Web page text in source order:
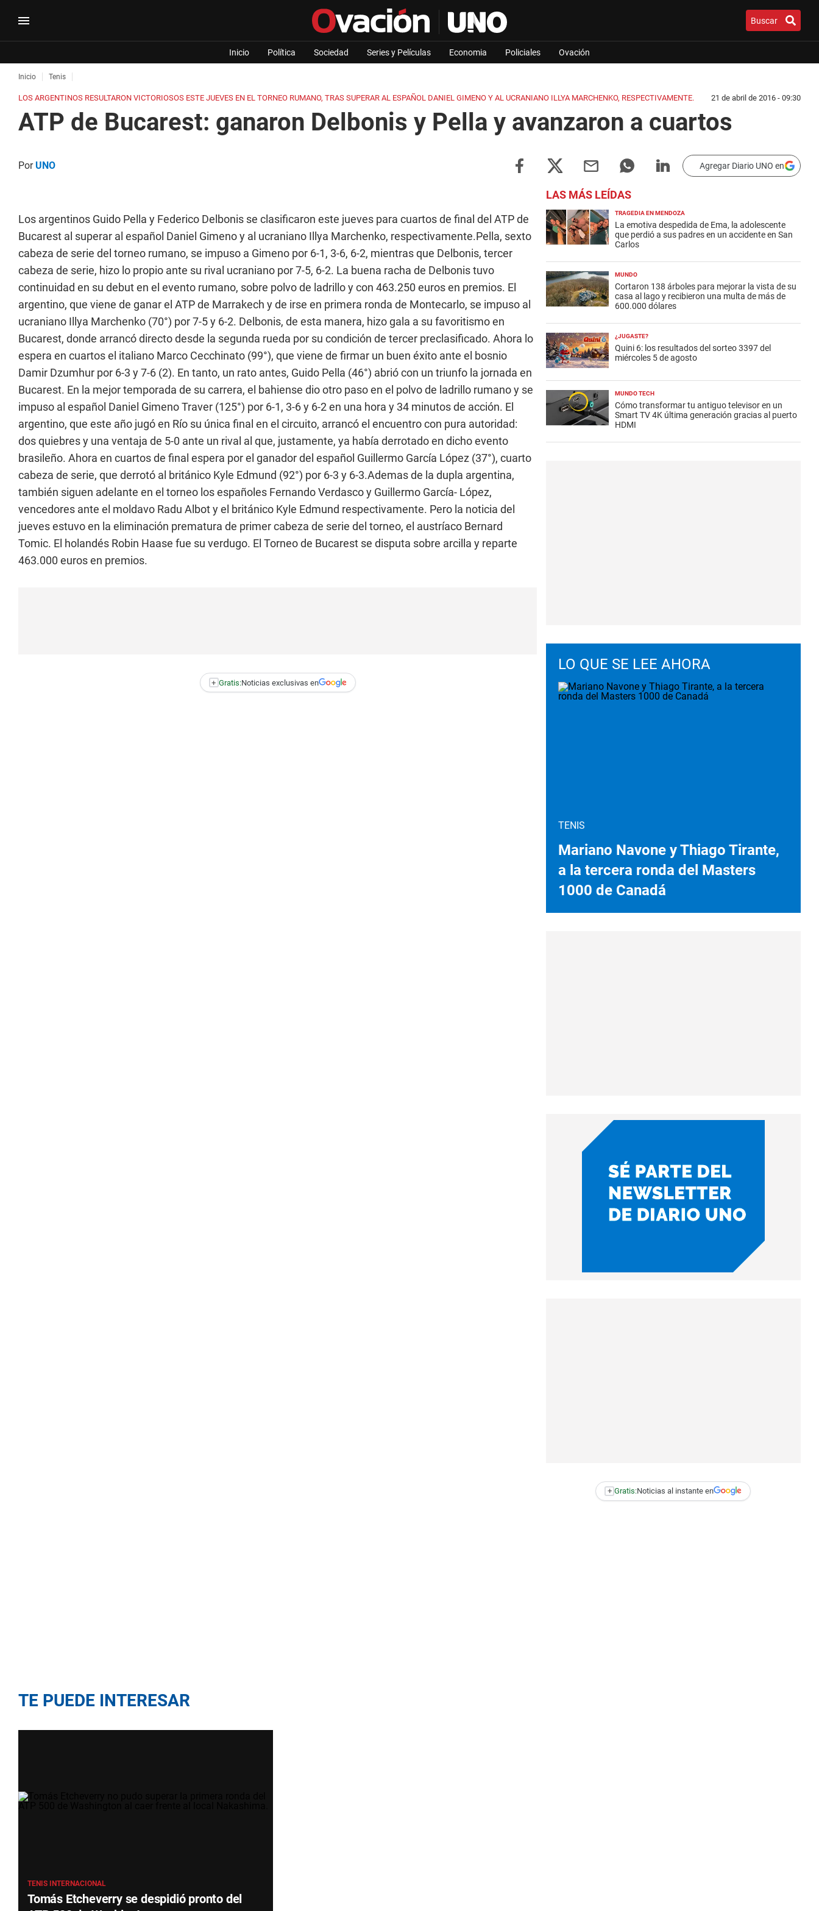
Buscar
Inicio Política Sociedad Series y Películas Economia Policiales Ovación
Inicio Tenis
LOS ARGENTINOS RESULTARON VICTORIOSOS ESTE JUEVES EN EL TORNEO RUMANO, TRAS SUPERAR AL ESPAÑOL DANIEL GIMENO Y AL UCRANIANO ILLYA MARCHENKO, RESPECTIVAMENTE. 21 de abril de 2016 - 09:30
ATP de Bucarest: ganaron Delbonis y Pella y avanzaron a cuartos
PorUNO Agregar Diario UNO en
Los argentinos Guido Pella y Federico Delbonis se clasificaron este jueves para cuartos de final del ATP de
Bucarest al superar al español Daniel Gimeno y al ucraniano Illya Marchenko, respectivamente.Pella, sexto
cabeza de serie del torneo rumano, se impuso a Gimeno por 6-1, 3-6, 6-2, mientras que Delbonis, tercer
cabeza de serie, hizo lo propio ante su rival ucraniano por 7-5, 6-2. La buena racha de Delbonis tuvo
continuidad en su debut en el evento rumano, sobre polvo de ladrillo y con 463.250 euros en premios. El
argentino, que viene de ganar el ATP de Marrakech y de irse en primera ronda de Montecarlo, se impuso al
ucraniano Illya Marchenko (70°) por 7-5 y 6-2. Delbonis, de esta manera, hizo gala a su favoritismo en
Bucarest, donde arrancó directo desde la segunda rueda por su condición de tercer preclasificado. Ahora lo
espera en cuartos el italiano Marco Cecchinato (99°), que viene de firmar un buen éxito ante el bosnio
Damir Dzumhur por 6-3 y 7-6 (2). En tanto, un rato antes, Guido Pella (46°) abrió con un triunfo la jornada en
Bucarest. En la mejor temporada de su carrera, el bahiense dio otro paso en el polvo de ladrillo rumano y se
impuso al español Daniel Gimeno Traver (125°) por 6-1, 3-6 y 6-2 en una hora y 34 minutos de acción. El
argentino, que este año jugó en Río su única final en el circuito, arrancó el encuentro con pura autoridad:
dos quiebres y una ventaja de 5-0 ante un rival al que, justamente, ya había derrotado en dicho evento
brasileño. Ahora en cuartos de final espera por el ganador del español Guillermo García López (37°), cuarto
cabeza de serie, que derrotó al británico Kyle Edmund (92°) por 6-3 y 6-3.Ademas de la dupla argentina,
también siguen adelante en el torneo los españoles Fernando Verdasco y Guillermo García- López,
vencedores ante el moldavo Radu Albot y el británico Kyle Edmund respectivamente. Pero la noticia del
jueves estuvo en la eliminación prematura de primer cabeza de serie del torneo, el austríaco Bernard
Tomic. El holandés Robin Haase fue su verdugo. El Torneo de Bucarest se disputa sobre arcilla y reparte
463.000 euros en premios.
+ Gratis:Noticias exclusivas en
LAS MÁS LEÍDAS
TRAGEDIA EN MENDOZA
La emotiva despedida de Ema, la adolescente
que perdió a sus padres en un accidente en San
Carlos
MUNDO
Cortaron 138 árboles para mejorar la vista de su
casa al lago y recibieron una multa de más de
600.000 dólares
¿JUGASTE?
Quini 6: los resultados del sorteo 3397 del
miércoles 5 de agosto
MUNDO TECH
Cómo transformar tu antiguo televisor en un
Smart TV 4K última generación gracias al puerto
HDMI
LO QUE SE LEE AHORA
TENIS
Mariano Navone y Thiago Tirante,
a la tercera ronda del Masters
1000 de Canadá
+ Gratis:Noticias al instante en
TE PUEDE INTERESAR
TENIS INTERNACIONAL
Tomás Etcheverry se despidió pronto del